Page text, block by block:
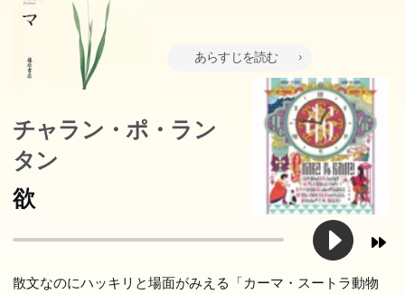
あらすじを読む
原爆が炸裂した朝、一組の若い男女が広島の街で愛し合っ
ている。―文化混淆の街モントリオールを舞台にした日本
女性と黒人男性との同棲生活。人種、エロス、そして死を
鮮烈にスケッチする、俳句的ポエジー。破天荒な話題作を
続々と発表し、アカデミー・フランセーズ会員にも選ばれ
たハイチ出身のケベック在住作家による邦訳最新刊。
チャラン・ポ・ラン
タン
欲
散文なのにハッキリと場面がみえる「カーマ・スートラ動物